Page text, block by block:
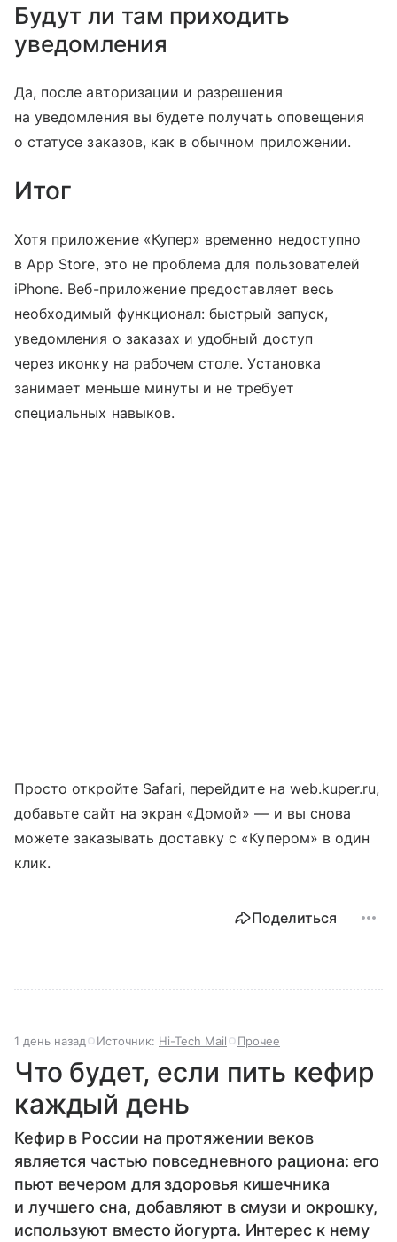
Будут ли там приходить
уведомления
Да, после авторизации и разрешения
на уведомления вы будете получать оповещения
о статусе заказов, как в обычном приложении.
Итог
Хотя приложение «Купер» временно недоступно
в App Store, это не проблема для пользователей
iPhone. Веб-приложение предоставляет весь
необходимый функционал: быстрый запуск,
уведомления о заказах и удобный доступ
через иконку на рабочем столе. Установка
занимает меньше минуты и не требует
специальных навыков.
Просто откройте Safari, перейдите на web.kuper.ru,
добавьте сайт на экран «Домой» — и вы снова
можете заказывать доставку с «Купером» в один
клик.
Поделиться
1 день назад Источник: Hi-Tech Mail Прочее
Что будет, если пить кефир
каждый день
Кефир в России на протяжении веков
является частью повседневного рациона: его
пьют вечером для здоровья кишечника
и лучшего сна, добавляют в смузи и окрошку,
используют вместо йогурта. Интерес к нему